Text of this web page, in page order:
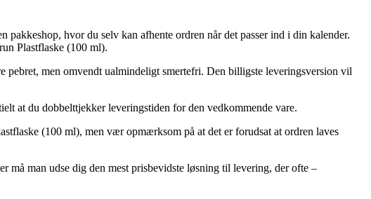
hvor du selv kan afhente ordren når det passer ind i din kalender.
Plastflaske (100 ml).
men omvendt ualmindeligt smertefri. Den billigste leveringsversion vil
at du dobbelttjekker leveringstiden for den vedkommende vare.
(100 ml), men vær opmærksom på at det er forudsat at ordren laves
må man udse dig den mest prisbevidste løsning til levering, der ofte –